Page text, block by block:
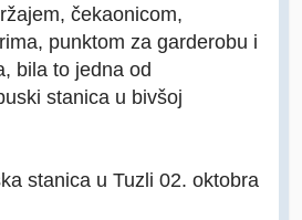
čekaonicom,
punktom za garderobu i
bila to jedna od
stanica u bivšoj
stanica u Tuzli 02. oktobra